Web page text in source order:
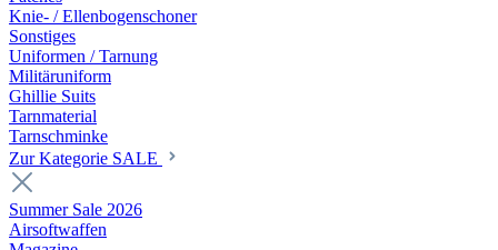
Knie- / Ellenbogenschoner
Sonstiges
Uniformen / Tarnung
Militäruniform
Ghillie Suits
Tarnmaterial
Tarnschminke
Zur Kategorie SALE
Summer Sale 2026
Airsoftwaffen